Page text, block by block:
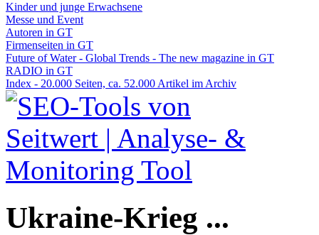
Kinder und junge Erwachsene
Messe und Event
Autoren in GT
Firmenseiten in GT
Future of Water - Global Trends - The new magazine in GT
RADIO in GT
Index - 20.000 Seiten, ca. 52.000 Artikel im Archiv
Ukraine-Krieg ...